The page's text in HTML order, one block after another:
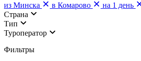
из Минска
в Комарово на 1 день
Страна
Тип
Туроператор
Фильтры